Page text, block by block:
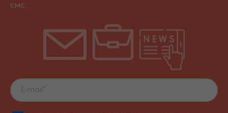
смс.